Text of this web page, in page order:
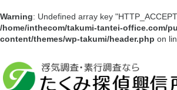
Warning: Undefined array key
/home/inthecom/takumi-tantei-office.com/
content/themes/wp-takumi/header.php on
会社情報・アクセス